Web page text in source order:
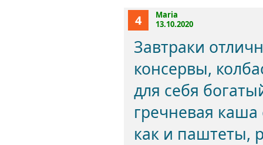
4
Maria
13.10.2020
Завтраки
консервы,
для себя
гречневая
как и паштеты,